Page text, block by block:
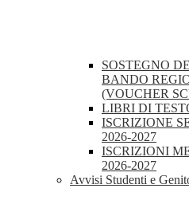
SOSTEGNO
BANDO
(VOUCHER
LIBRI DI
ISCRIZIONE
2026-2027
ISCRIZIONI
2026-2027
Avvisi Studenti e